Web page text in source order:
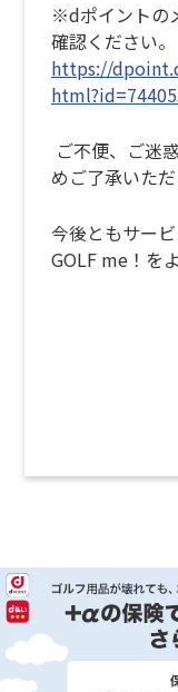
※dポイントの
確認ください。
https://
ご不便、ご迷
めご了承いた
今後ともサー
GOLF me！を